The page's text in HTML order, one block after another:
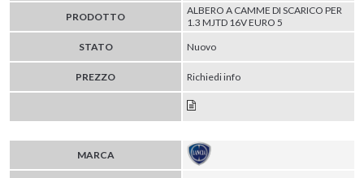
PRODOTTO
ALBERO A CAMME DI SCARICO PER
1.3 MJTD 16V EURO 5
STATO
Nuovo
PREZZO Richiedi info
MARCA